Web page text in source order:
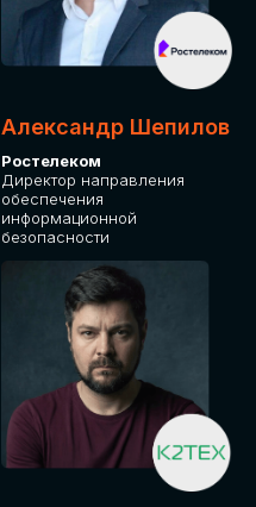
Александр Шепилов
Ростелеком
Директор направления
обеспечения
информационной
безопасности